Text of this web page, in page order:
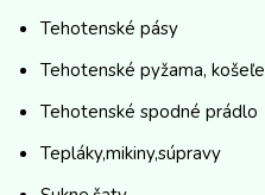
Tehotenské pásy
Tehotenské pyžama, košeľe
Tehotenské spodné prádlo
Tepláky,mikiny,súpravy